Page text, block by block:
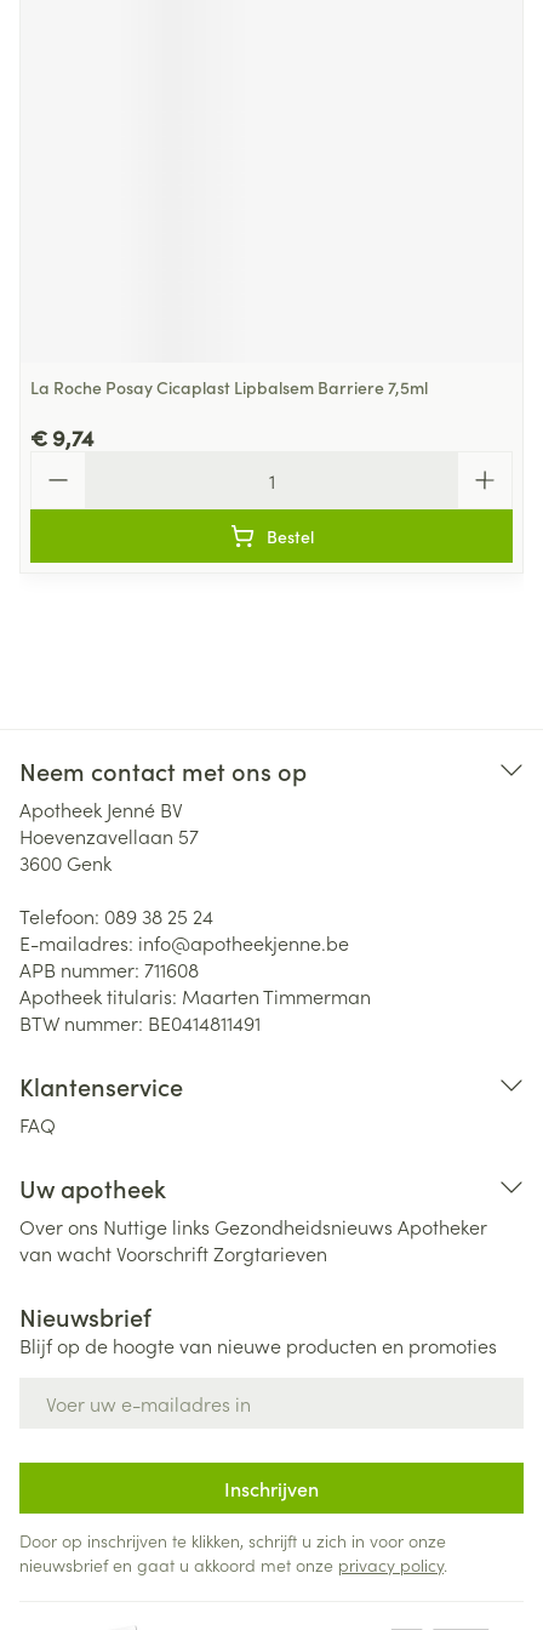
La Roche Posay Cicaplast Lipbalsem Barriere 7,5ml
€ 9,74
Bestel
Neem contact met ons op
Apotheek Jenné BV
Hoevenzavellaan 57
3600 Genk
Telefoon: 089 38 25 24
E-mailadres: info@apotheekjenne.be
APB nummer: 711608
Apotheek titularis: Maarten Timmerman
BTW nummer: BE0414811491
Klantenservice
FAQ
Uw apotheek
Over ons Nuttige links Gezondheidsnieuws Apotheker
van wachtVoorschriftZorgtarieven
Nieuwsbrief
Blijf op de hoogte van nieuwe producten en promoties
Inschrijven
Door op inschrijven te klikken, schrijft u zich in voor onze
nieuwsbrief en gaat u akkoord met onze privacy policy.